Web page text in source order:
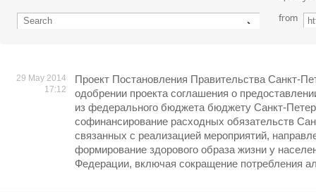
from
29 May 2014
17:12
Проект Постановления Правительства Санкт-
одобрении проекта соглашения о
из федерального бюджета бюджету Санкт-
софинансирование расходных обязательств
связанных с реализацией мероприятий,
формирование здорового образа жизни у
Федерации, включая сокращение потребления